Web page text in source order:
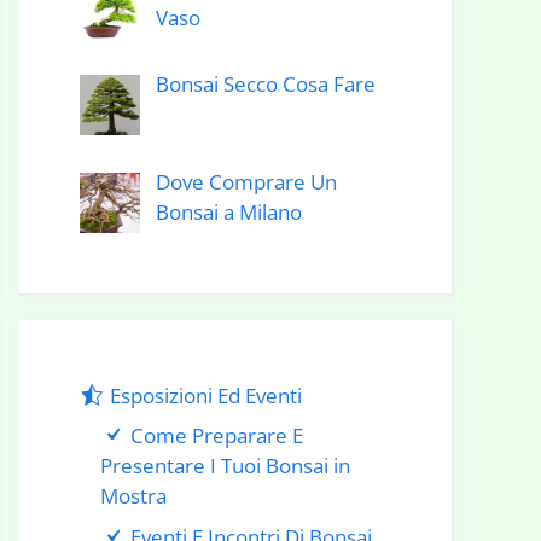
Vaso
Bonsai Secco Cosa Fare
Dove Comprare Un
Bonsai a Milano
Esposizioni Ed Eventi
Come Preparare E
Presentare I Tuoi Bonsai in
Mostra